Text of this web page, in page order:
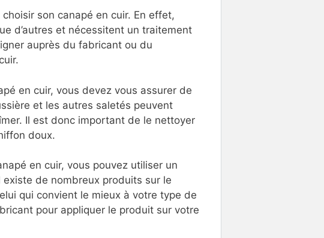
son canapé en cuir. En effet,
d’autres et nécessitent un traitement
auprès du fabricant ou du
en cuir, vous devez vous assurer de
et les autres saletés peuvent
Il est donc important de le nettoyer
doux.
en cuir, vous pouvez utiliser un
de nombreux produits sur le
qui convient le mieux à votre type de
pour appliquer le produit sur votre